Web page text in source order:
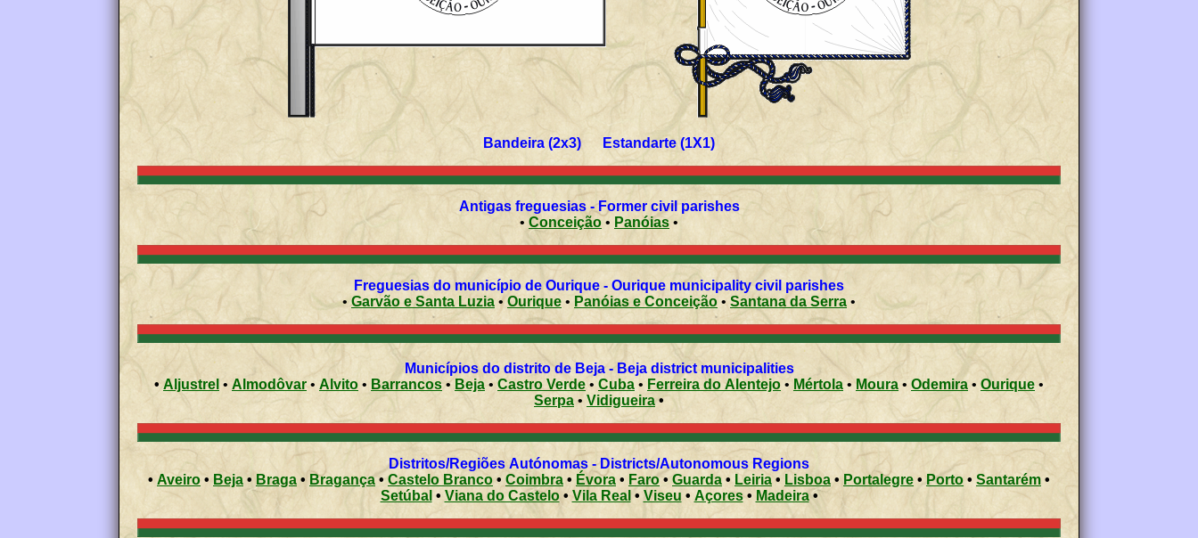
Bandeira (2x3) Estandarte (1X1)
Antigas freguesias - Former civil parishes
• Conceição • Panóias •
Freguesias do município de Ourique - Ourique municipality civil parishes
•Garvão e Santa Luzia •Ourique • Panóias e Conceição • Santana da Serra •
Municípios do distrito de Beja - Beja district municipalities
• Aljustrel • Almodôvar• Alvito • Barrancos • Beja • Castro Verde• Cuba • Ferreira do Alentejo • Mértola • Moura • Odemira • Ourique •
Serpa • Vidigueira •
Distritos/Regiões Autónomas - Districts/Autonomous Regions
• Aveiro • Beja • Braga • Bragança• Castelo Branco • Coimbra • Évora • Faro• Guarda • Leiria • Lisboa • Portalegre • Porto• Santarém •
Setúbal • Viana do Castelo• Vila Real • Viseu • Açores • Madeira •